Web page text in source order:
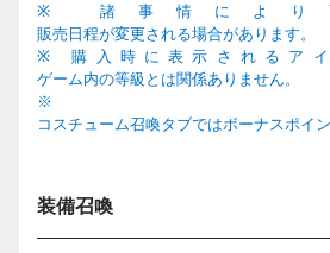
※ 諸事情により
販売 日程が変更される場合があります 。
※購入時に表示されるア
ゲー ム内の等級とは関係ありません 。
※
コスチューム召喚タブではボーナスポイ
装備召喚